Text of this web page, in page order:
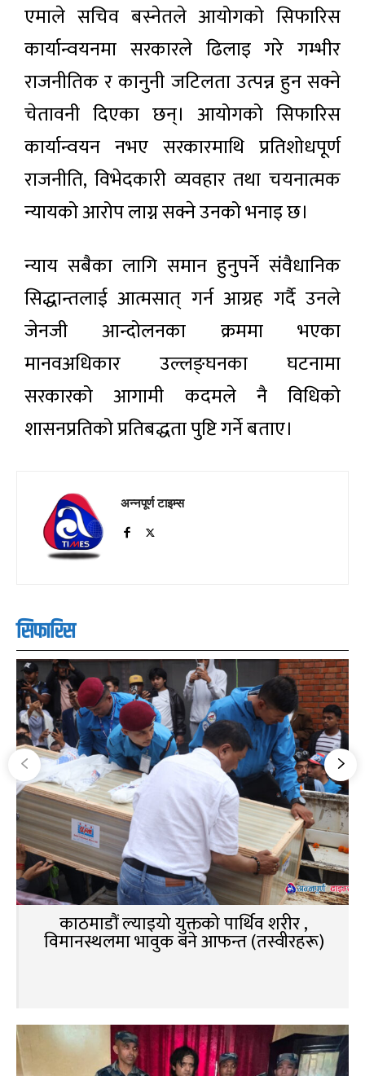
एमाले सचिव बस्नेतले आयोगको सिफारिस
कार्यान्वयनमा सरकारले ढिलाइ गरे गम्भीर
राजनीतिक र कानुनी जटिलता उत्पन्न हुन सक्ने
चेतावनी दिएका छन्। आयोगको सिफारिस
कार्यान्वयन नभए सरकारमाथि प्रतिशोधपूर्ण
राजनीति, विभेदकारी व्यवहार तथा चयनात्मक
न्यायको आरोप लाग्न सक्ने उनको भनाइ छ।
न्याय सबैका लागि समान हुनुपर्ने संवैधानिक
सिद्धान्तलाई आत्मसात् गर्न आग्रह गर्दै उनले
जेनजी आन्दोलनका क्रममा भएका
मानवअधिकार उल्लङ्घनका घटनामा
सरकारको आगामी कदमले नै विधिको
शासनप्रतिको प्रतिबद्धता पुष्टि गर्ने बताए।
अन्नपूर्ण टाइम्स
सिफारिस
काठमाडौं ल्याइयो युक्तको पार्थिव शरीर ,
विमानस्थलमा भावुक बने आफन्त (तस्वीरहरू)